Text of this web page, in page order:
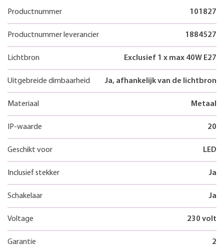
Productnummer 101827
Productnummer leverancier 1884527
Lichtbron Exclusief 1 x max 40W E27
Uitgebreide dimbaarheid Ja, afhankelijk van de lichtbron
Materiaal Metaal
IP-waarde 20
Geschikt voor LED
Inclusief stekker Ja
Schakelaar Ja
Voltage 230 volt
Garantie 2